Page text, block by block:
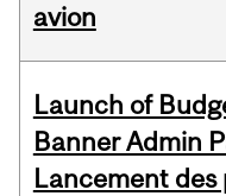
avion
Launch of
Banner Admin
Lancement des